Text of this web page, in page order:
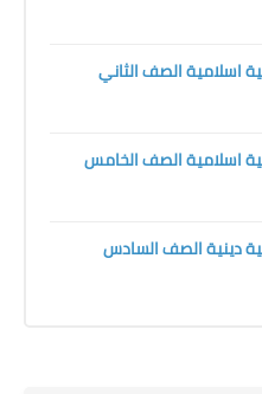
اسلامية الصف الثاني
اسلامية الصف الخامس
دينية الصف السادس